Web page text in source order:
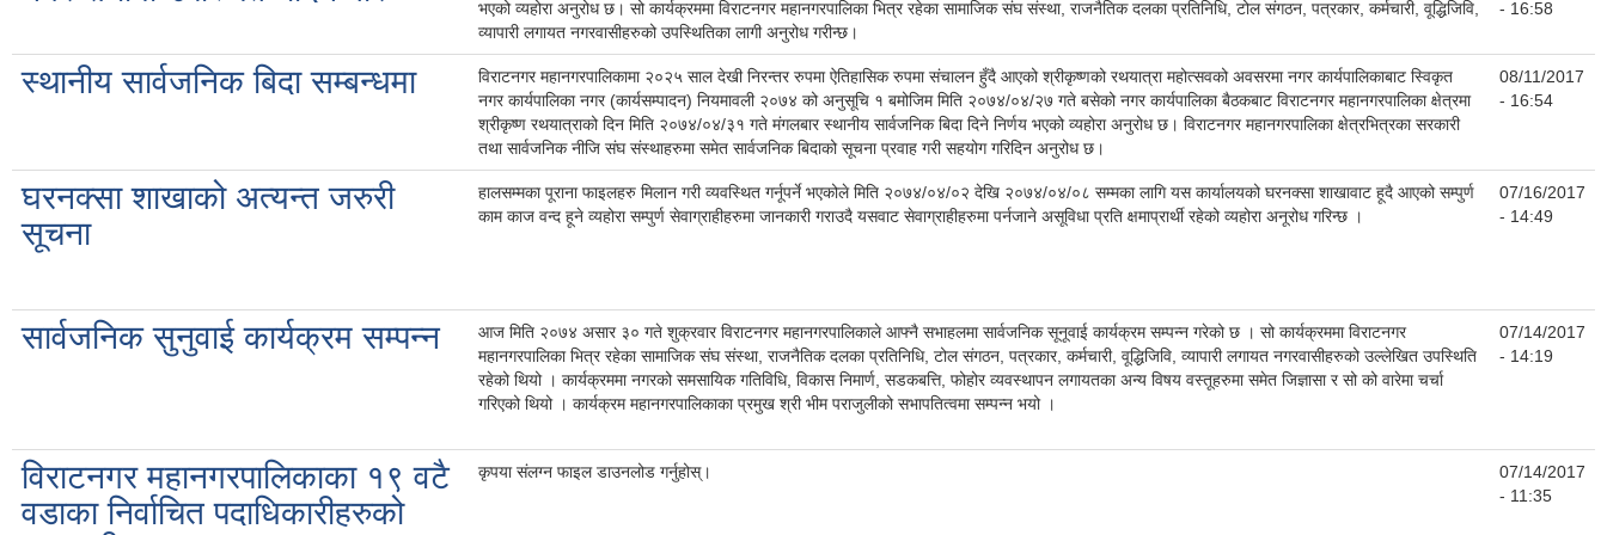
भएको व्यहोरा अनुरोध छ। सो कार्यक्रममा विराटनगर महानगरपालिका भित्र रहेका सामाजिक संघ संस्था, राजनैतिक दलका प्रतिनिधि, टोल संगठन, पत्रकार, कर्मचारी, वूद्धिजिवि,
व्यापारी लगायत नगरवासीहरुको उपस्थितिका लागी अनुरोध गरीन्छ।
- 16:58
स्थानीय सार्वजनिक बिदा सम्बन्धमा
विराटनगर महानगरपालिकामा २०२५ साल देखी निरन्तर रुपमा ऐतिहासिक रुपमा संचालन हुँदै आएको श्रीकृष्णको रथयात्रा महोत्सवको अवसरमा नगर कार्यपालिकाबाट स्विकृत
नगर कार्यपालिका नगर (कार्यसम्पादन) नियमावली २०७४ को अनुसूचि १ बमोजिम मिति २०७४/०४/२७ गते बसेको नगर कार्यपालिका बैठकबाट विराटनगर महानगरपालिका क्षेत्रमा
श्रीकृष्ण रथयात्राको दिन मिति २०७४/०४/३१ गते मंगलबार स्थानीय सार्वजनिक बिदा दिने निर्णय भएको व्यहोरा अनुरोध छ। विराटनगर महानगरपालिका क्षेत्रभित्रका सरकारी
तथा सार्वजनिक नीजि संघ संस्थाहरुमा समेत सार्वजनिक बिदाको सूचना प्रवाह गरी सहयोग गरिदिन अनुरोध छ।
08/11/2017
- 16:54
घरनक्सा शाखाको अत्यन्त जरुरी
सूचना
हालसम्मका पूराना फाइलहरु मिलान गरी व्यवस्थित गर्नूपर्ने भएकोले मिति २०७४/०४/०२ देखि २०७४/०४/०८ सम्मका लागि यस कार्यालयको घरनक्सा शाखावाट हूदै आएको सम्पुर्ण
काम काज वन्द हूने व्यहोरा सम्पुर्ण सेवाग्राहीहरुमा जानकारी गराउदै यसवाट सेवाग्राहीहरुमा पर्नजाने असूविधा प्रति क्षमाप्रार्थी रहेको व्यहोरा अनूरोध गरिन्छ ।
07/16/2017
- 14:49
सार्वजनिक सुनुवाई कार्यक्रम सम्पन्न
आज मिति २०७४ असार ३० गते शुक्रवार विराटनगर महानगरपालिकाले आफ्नै सभाहलमा सार्वजनिक सूनूवाई कार्यक्रम सम्पन्न गरेको छ । सो कार्यक्रममा विराटनगर
महानगरपालिका भित्र रहेका सामाजिक संघ संस्था, राजनैतिक दलका प्रतिनिधि, टोल संगठन, पत्रकार, कर्मचारी, वूद्धिजिवि, व्यापारी लगायत नगरवासीहरुको उल्लेखित उपस्थिति
रहेको थियो । कार्यक्रममा नगरको समसायिक गतिविधि, विकास निमार्ण, सडकबत्ति, फोहोर व्यवस्थापन लगायतका अन्य विषय वस्तूहरुमा समेत जिज्ञासा र सो को वारेमा चर्चा
गरिएको थियो । कार्यक्रम महानगरपालिकाका प्रमुख श्री भीम पराजुलीको सभापतित्वमा सम्पन्न भयो ।
07/14/2017
- 14:19
विराटनगर महानगरपालिकाका १९ वटै
वडाका निर्वाचित पदाधिकारीहरुको
कृपया संलग्न फाइल डाउनलोड गर्नुहोस्।
07/14/2017
- 11:35